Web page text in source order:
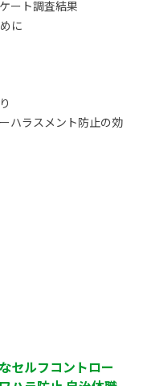
ート調査結果
に
ハラスメント防止の効
セルフコントロー